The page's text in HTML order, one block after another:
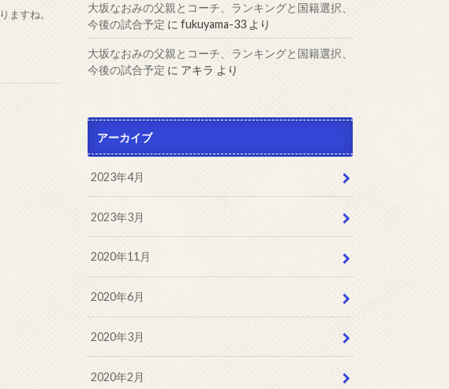
ますね。
大坂なおみの父親とコーチ、ランキングと国籍選択、
今後の試合予定 に fukuyama-33 より
大坂なおみの父親とコーチ、ランキングと国籍選択、
今後の試合予定 に アキラ より
アーカイブ
2023年4月
2023年3月
2020年11月
2020年6月
2020年3月
2020年2月